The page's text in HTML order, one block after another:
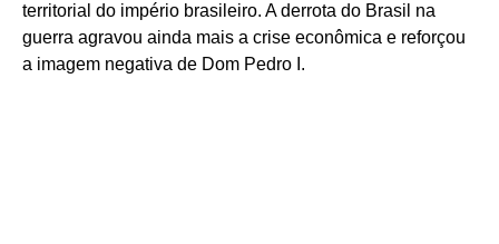
territorial do império brasileiro. A derrota do Brasil na
guerra agravou ainda mais a crise econômica e reforçou
a imagem negativa de Dom Pedro I.